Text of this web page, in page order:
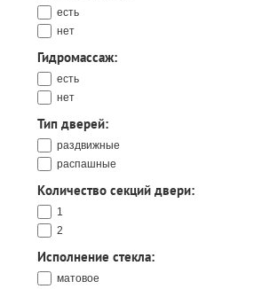
24
25
27
30
31
35
42
43
44
есть
нет
Гидромассаж:
есть
нет
Тип дверей:
раздвижные
распашные
Количество секций двери:
1
2
Исполнение стекла:
матовое